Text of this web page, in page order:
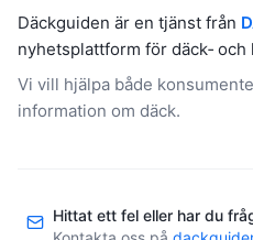
Däckguiden är en tjänst från
nyhetsplattform för däck‑
Vi vill hjälpa både
information om däck.
Hittat ett fel eller har du